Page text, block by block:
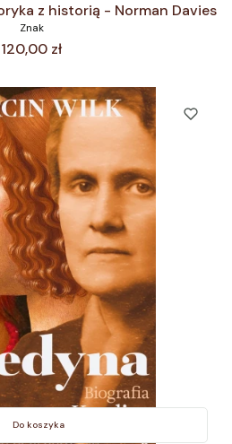
z historią - Norman Davies
Znak
Cena
120,00 zł
Do koszyka